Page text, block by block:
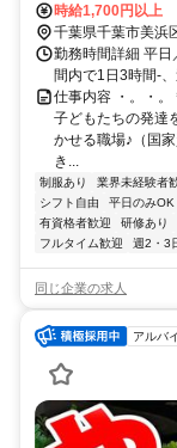
時給1,700円以上
千葉県千葉市美浜
勤務時間詳細 平
間内で1日3時間-、
仕事内容 ・。・
子どもたちの発達
かせる職場♪（国
き...
制服あり 業界未経験者
シフト自由
平日のみOK
有資格者歓迎
研修あり
フルタイム歓迎
週2・3
同じ企業の求人
アルバ